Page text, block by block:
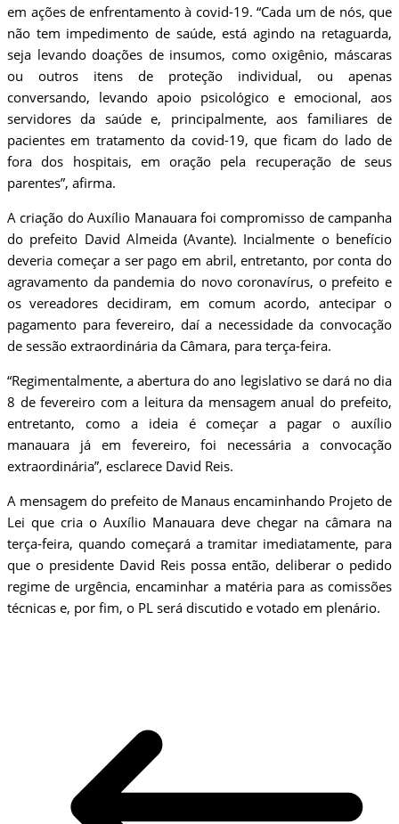
em ações de enfrentamento à covid-19. “Cada um de nós, que
não tem impedimento de saúde, está agindo na retaguarda,
seja levando doações de insumos, como oxigênio, máscaras
ou outros itens de proteção individual, ou apenas
conversando, levando apoio psicológico e emocional, aos
servidores da saúde e, principalmente, aos familiares de
pacientes em tratamento da covid-19, que ficam do lado de
fora dos hospitais, em oração pela recuperação de seus
parentes”, afirma.
A criação do Auxílio Manauara foi compromisso de campanha
do prefeito David Almeida (Avante). Incialmente o benefício
deveria começar a ser pago em abril, entretanto, por conta do
agravamento da pandemia do novo coronavírus, o prefeito e
os vereadores decidiram, em comum acordo, antecipar o
pagamento para fevereiro, daí a necessidade da convocação
de sessão extraordinária da Câmara, para terça-feira.
“Regimentalmente, a abertura do ano legislativo se dará no dia
8 de fevereiro com a leitura da mensagem anual do prefeito,
entretanto, como a ideia é começar a pagar o auxílio
manauara já em fevereiro, foi necessária a convocação
extraordinária”, esclarece David Reis.
A mensagem do prefeito de Manaus encaminhando Projeto de
Lei que cria o Auxílio Manauara deve chegar na câmara na
terça-feira, quando começará a tramitar imediatamente, para
que o presidente David Reis possa então, deliberar o pedido
regime de urgência, encaminhar a matéria para as comissões
técnicas e, por fim, o PL será discutido e votado em plenário.